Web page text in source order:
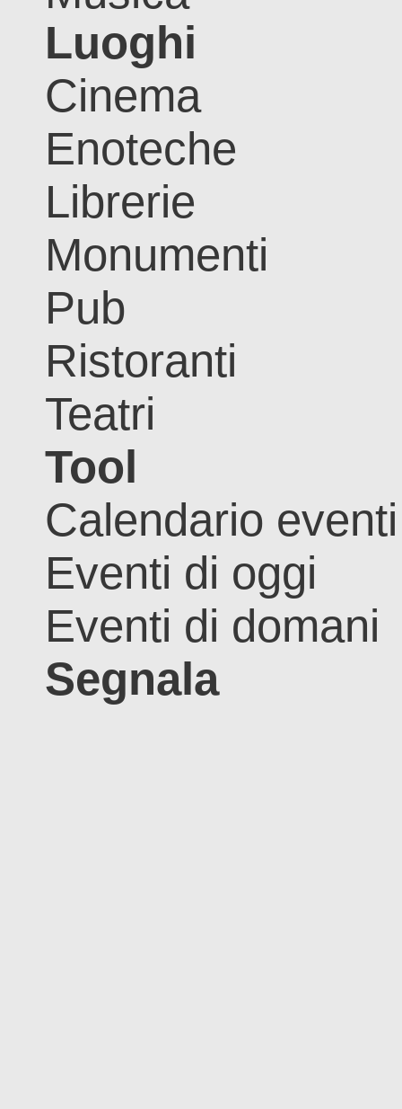
Luoghi
Cinema
Enoteche
Librerie
Monumenti
Pub
Ristoranti
Teatri
Tool
Calendario eventi
Eventi di oggi
Eventi di domani
Segnala